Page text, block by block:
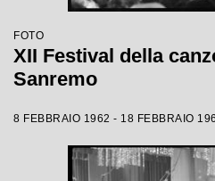
FOTO
XII Festival della
Sanremo
8 FEBBRAIO 1962 - 18 FEBBRAIO